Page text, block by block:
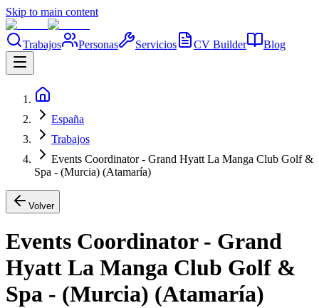
Skip to main content
Trabajos Personas Servicios CV Builder Blog
España
Trabajos
Events Coordinator - Grand Hyatt La Manga Club Golf &
Spa - (Murcia) (Atamaría)
Volver
Events Coordinator - Grand
Hyatt La Manga Club Golf &
Spa - (Murcia) (Atamaría)